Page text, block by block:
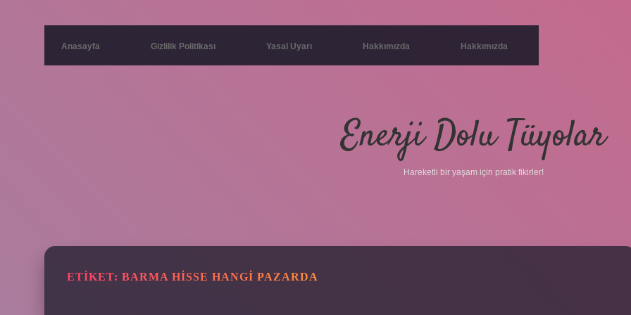
Anasayfa Gizlilik Politikası Yasal Uyarı Hakkımızda Hakkımızda
Enerji Dolu Tüyolar
Hareketli bir yaşam için pratik fikirler!
ETIKET: BARMA HISSE HANGI PAZARDA